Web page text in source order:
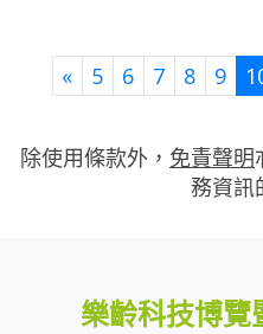
«Previous
5 6 7 8 9
除使用條款外， 免責聲明
務資訊
樂齡科技博覽